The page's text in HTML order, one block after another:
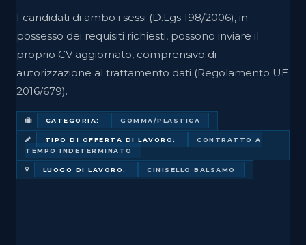
I candidati di ambo i sessi (D.Lgs 198/2006), in
possesso dei requisiti richiesti, possono inviare il
proprio CV aggiornato, comprensivo di
autorizzazione al trattamento dati (Regolamento UE
2016/679).
CATEGORIA: GOMMA/PLASTICA
TIPO DI OFFERTA DI LAVORO:
CONTRATTO A
TEMPO INDETERMINATO
LUOGO DI LAVORO: CINISELLO BALSAMO